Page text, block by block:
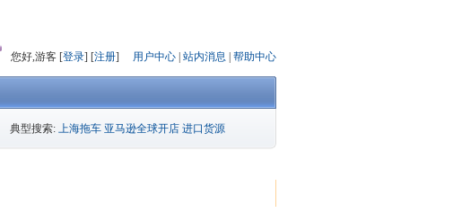
您好,游客 [登录] [注册] 用户中心 站内消息 帮助中心
典型搜索: 上海拖车 亚马逊全球开店 进口货源